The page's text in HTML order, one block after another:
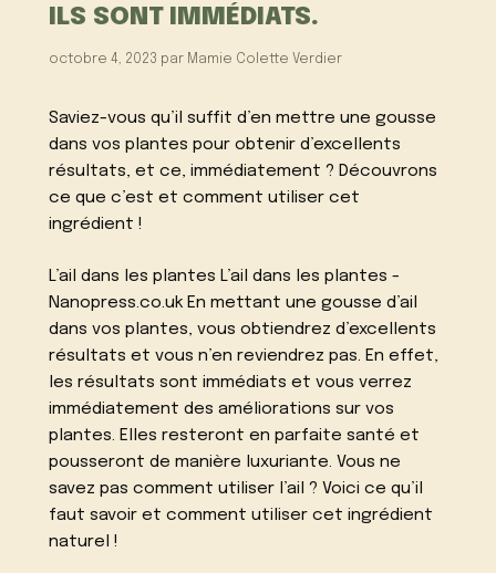
ILS SONT IMMÉDIATS.
octobre 4, 2023 par Mamie Colette Verdier
Saviez-vous qu’il suffit d’en mettre une gousse
dans vos plantes pour obtenir d’excellents
résultats, et ce, immédiatement ? Découvrons
ce que c’est et comment utiliser cet
ingrédient !
L’ail dans les plantes L’ail dans les plantes -
Nanopress.co.uk En mettant une gousse d’ail
dans vos plantes, vous obtiendrez d’excellents
résultats et vous n’en reviendrez pas. En effet,
les résultats sont immédiats et vous verrez
immédiatement des améliorations sur vos
plantes. Elles resteront en parfaite santé et
pousseront de manière luxuriante. Vous ne
savez pas comment utiliser l’ail ? Voici ce qu’il
faut savoir et comment utiliser cet ingrédient
naturel !